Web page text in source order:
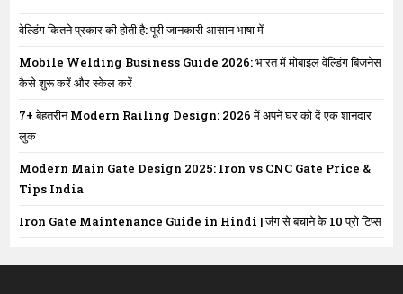
वेल्डिंग कितने प्रकार की होती है: पूरी जानकारी आसान भाषा में
Mobile Welding Business Guide 2026: भारत में मोबाइल वेल्डिंग बिज़नेस
कैसे शुरू करें और स्केल करें
7+ बेहतरीन Modern Railing Design: 2026 में अपने घर को दें एक शानदार
लुक
Modern Main Gate Design 2025: Iron vs CNC Gate Price &
Tips India
Iron Gate Maintenance Guide in Hindi | जंग से बचाने के 10 प्रो टिप्स